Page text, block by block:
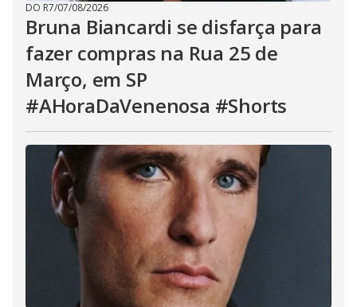
DO R7/07/08/2026
Bruna Biancardi se disfarça para
fazer compras na Rua 25 de
Março, em SP
#AHoraDaVenenosa #Shorts